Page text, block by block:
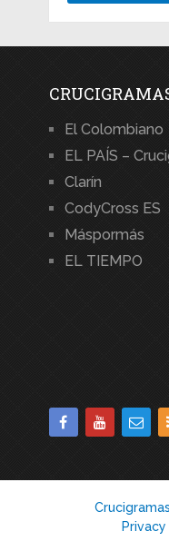
El Colombiano
EL PAÍS –
Clarín
CodyCross ES
Máspormás
EL TIEMPO